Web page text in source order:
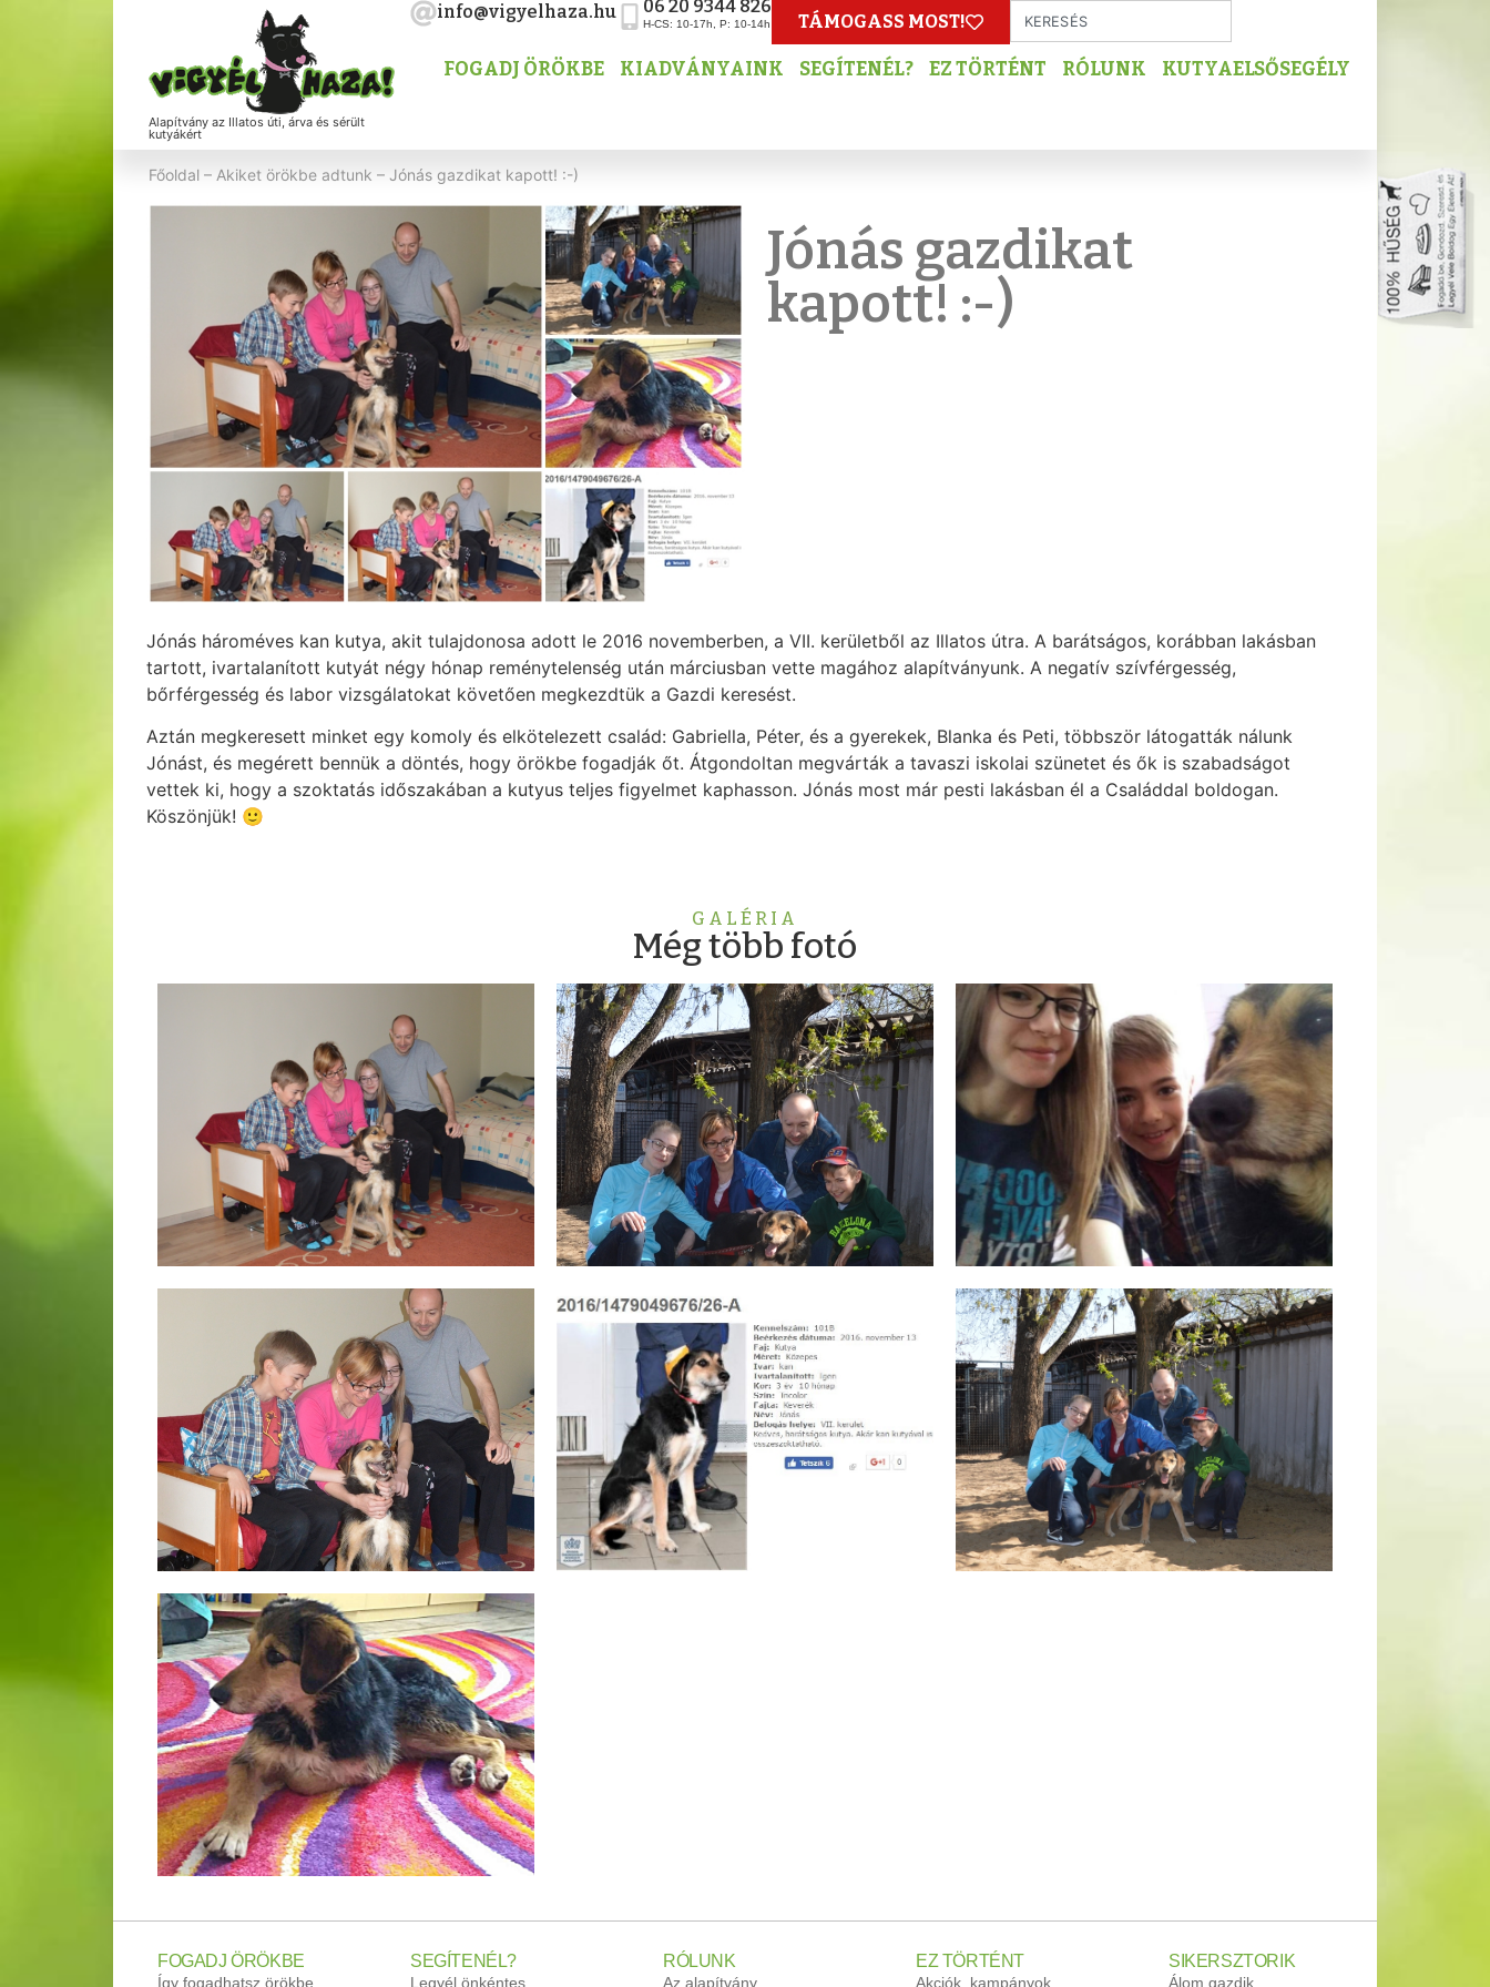
Alapítvány az Illatos úti, árva és sérült
kutyákért
info@vigyelhaza.hu 06 20 9344 826
H-CS: 10-17h, P: 10-14h TÁMOGASS MOST!
FOGADJ ÖRÖKBE KIADVÁNYAINK SEGÍTENÉL? EZ TÖRTÉNT RÓLUNK KUTYAELSŐSEGÉLY
Főoldal – Akiket örökbe adtunk – Jónás gazdikat kapott! :-)
Jónás gazdikat
kapott! :-)
Jónás hároméves kan kutya, akit tulajdonosa adott le 2016 novemberben, a VII. kerületből az Illatos útra. A barátságos, korábban lakásban
tartott, ivartalanított kutyát négy hónap reménytelenség után márciusban vette magához alapítványunk. A negatív szívférgesség,
bőrférgesség és labor vizsgálatokat követően megkezdtük a Gazdi keresést.
Aztán megkeresett minket egy komoly és elkötelezett család: Gabriella, Péter, és a gyerekek, Blanka és Peti, többször látogatták nálunk
Jónást, és megérett bennük a döntés, hogy örökbe fogadják őt. Átgondoltan megvárták a tavaszi iskolai szünetet és ők is szabadságot
vettek ki, hogy a szoktatás időszakában a kutyus teljes figyelmet kaphasson. Jónás most már pesti lakásban él a Családdal boldogan.
Köszönjük! 🙂
GALÉRIA
Még több fotó
FOGADJ ÖRÖKBE
Így fogadhatsz örökbe
SEGÍTENÉL?
Legyél önkéntes
RÓLUNK
Az alapítvány
EZ TÖRTÉNT
Akciók, kampányok
SIKERSZTORIK
Álom gazdik